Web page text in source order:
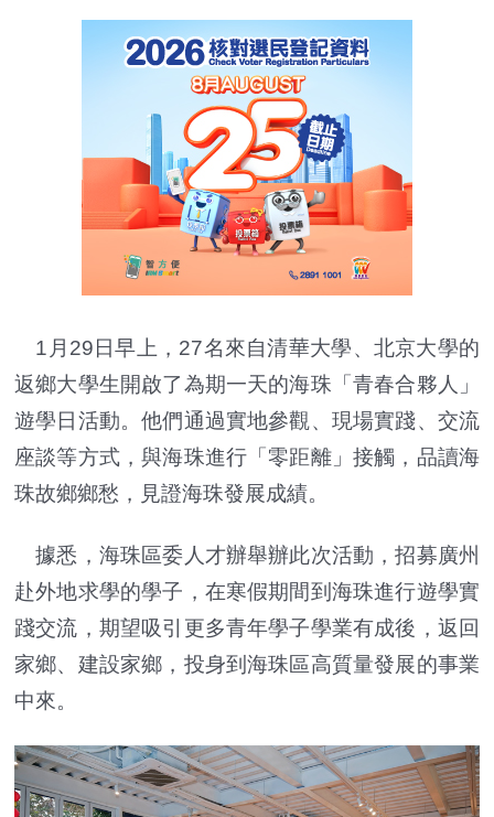
1月29日早上，27名來自清華大學、北京大學的
返鄉大學生開啟了為期一天的海珠「青春合夥人」
遊學日活動。他們通過實地參觀、現場實踐、交流
座談等方式，與海珠進行「零距離」接觸，品讀海
珠故鄉鄉愁，見證海珠發展成績。
據悉，海珠區委人才辦舉辦此次活動，招募廣州
赴外地求學的學子，在寒假期間到海珠進行遊學實
踐交流，期望吸引更多青年學子學業有成後，返回
家鄉、建設家鄉，投身到海珠區高質量發展的事業
中來。